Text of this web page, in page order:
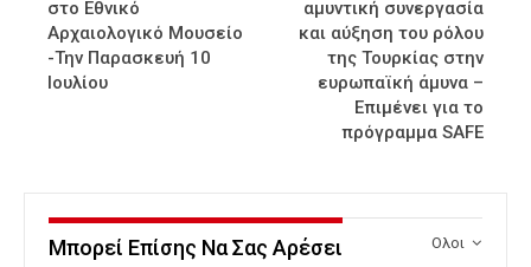
στο Εθνικό
Αρχαιολογικό Μουσείο
-Την Παρασκευή 10
Ιουλίου
αμυντική συνεργασία
και αύξηση του ρόλου
της Τουρκίας στην
ευρωπαϊκή άμυνα –
Επιμένει για το
πρόγραμμα SAFE
Ολοι
Μπορεί Επίσης Να Σας Αρέσει